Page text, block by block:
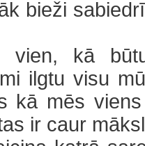
bieži
vien, kā
ilgtu visu
kā mēs
ir caur